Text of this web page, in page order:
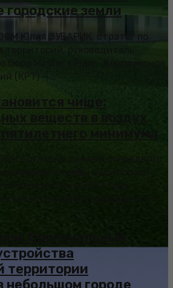
городские земли
Юлия ЗУБАРИК, стратег по
территорий, руководитель
бюро Master’s Plan: Комплексное
(КРТ) —...
чище:
веществ в воздух
минимума
территории